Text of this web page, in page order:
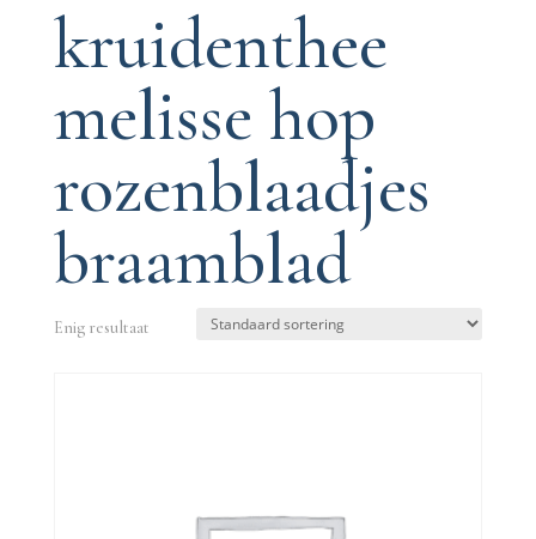
kruidenthee
melisse hop
rozenblaadjes
braamblad
Enig resultaat